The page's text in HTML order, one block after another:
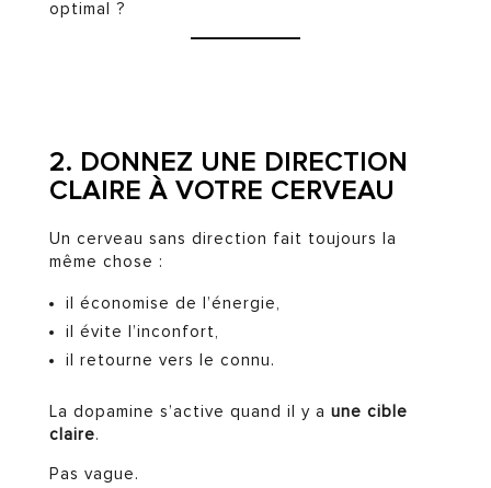
optimal ?
2. DONNEZ UNE DIRECTION
CLAIRE À VOTRE CERVEAU
Un cerveau sans direction fait toujours la
même chose :
il économise de l’énergie,
il évite l’inconfort,
il retourne vers le connu.
La dopamine s’active quand il y a une cible
claire.
Pas vague.